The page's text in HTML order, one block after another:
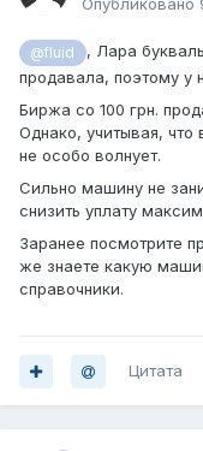
Опубликовано
@fluid
, Лара
продавала, поэтому у
Биржа со 100 грн.
Однако, учитывая, что
не особо волнует.
Сильно машину не
снизить уплату
Заранее посмотрите
же знаете какую
справочники.
Цитата